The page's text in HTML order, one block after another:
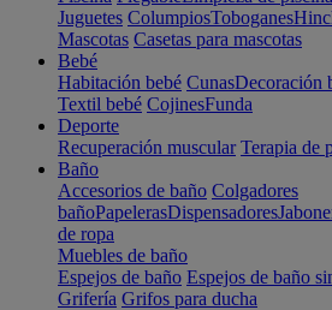
Juguetes ColumpiosToboganes
Mascotas Casetas para mascotas
Bebé
Habitación bebé CunasDecoración
Textil bebé CojinesFunda
Deporte
Recuperación muscular Terapia de
Baño
Accesorios de baño Colgadores
bañoPapelerasDispensadores
de ropa
Muebles de baño
Espejos de baño Espejos de baño
Grifería Grifos para ducha